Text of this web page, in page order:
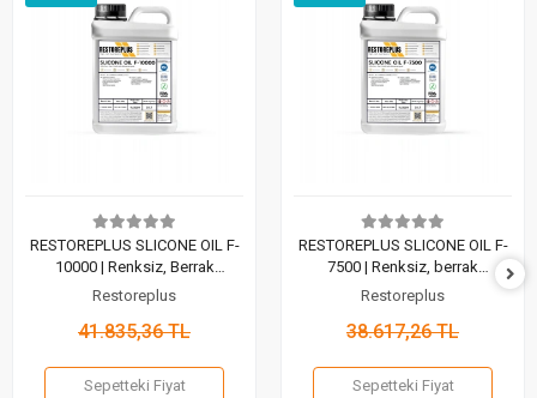
RESTOREPLUS SLICONE OIL F-
10000 | Renksiz, Berrak
Polidimetilsiloksan Sıvısı (5 Lt)
Restoreplus
41.835,36 TL
Sepetteki Fiyat
RESTOREPLUS SLICONE OIL F-
7500 | Renksiz, berrak
polidimetilsiloksan sıvısı (5 Lt)
Restoreplus
38.617,26 TL
Sepetteki Fiyat